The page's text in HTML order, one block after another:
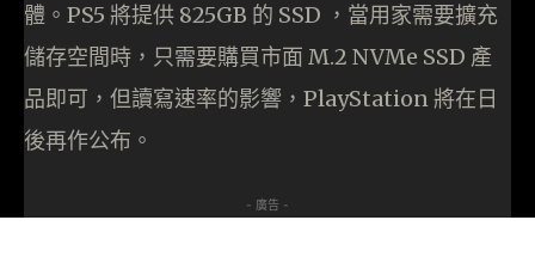
體。PS5 將提供 825GB 的 SSD ，當用家需要擴充
儲存空間時，只需要購買市面 M.2 NVMe SSD 產
品即可，但讀寫速率的影響，PlayStation 將在日
後再作公布。
- 廣告 -